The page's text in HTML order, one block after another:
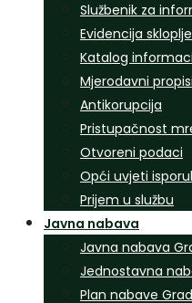
Službenik za
Evidencija
Katalog
Mjerodavni propisi
Antikorupcija
Pristupačnost
Otvoreni podaci
Opći uvjeti
Prijem u službu
Javna nabava
Javna nabava
Jednostavna
Plan nabave